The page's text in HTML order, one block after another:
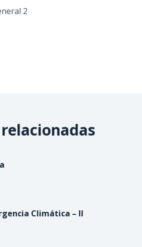
2
Climática – II